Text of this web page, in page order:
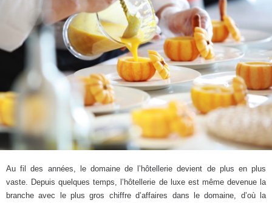
Au fil des années, le domaine de l’hôtellerie devient de plus en plus
vaste. Depuis quelques temps, l’hôtellerie de luxe est même devenue la
branche avec le plus gros chiffre d’affaires dans le domaine, d’où la